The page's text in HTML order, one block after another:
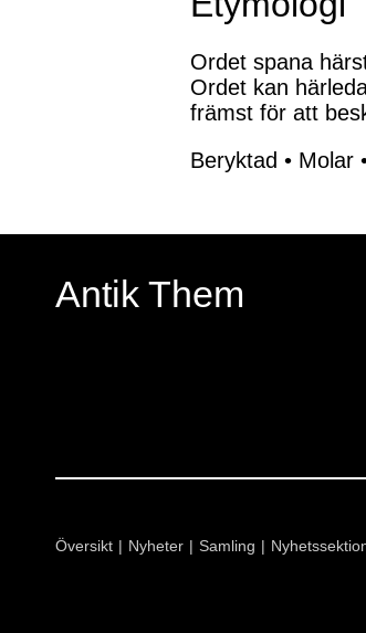
Ordet spana
Ordet kan
främst för att
Beryktad • Molar
Antik Them
Översikt Nyheter Samling